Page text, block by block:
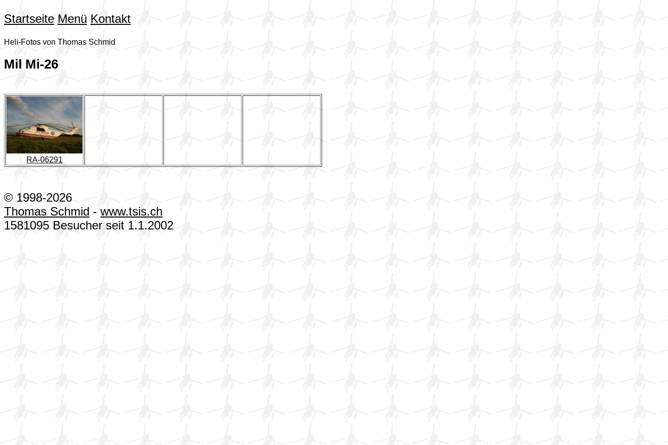
Startseite Menü Kontakt
Heli-Fotos von Thomas Schmid
Mil Mi-26
RA-06291
© 1998-2026
Thomas Schmid - www.tsis.ch
1581095 Besucher seit 1.1.2002